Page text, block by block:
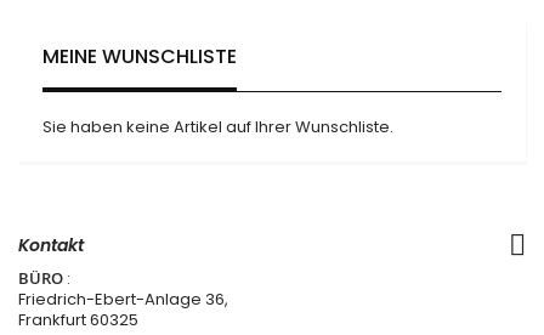
MEINE WUNSCHLISTE
Sie haben keine Artikel auf Ihrer Wunschliste.
Kontakt
BÜRO :
Friedrich-Ebert-Anlage 36,
Frankfurt 60325